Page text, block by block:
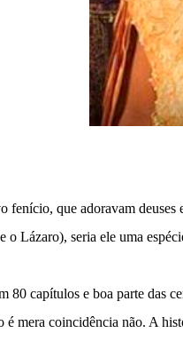
fenício, que adoravam
o Lázaro), seria ele uma
80 capítulos e boa parte das
é mera coincidência não. A